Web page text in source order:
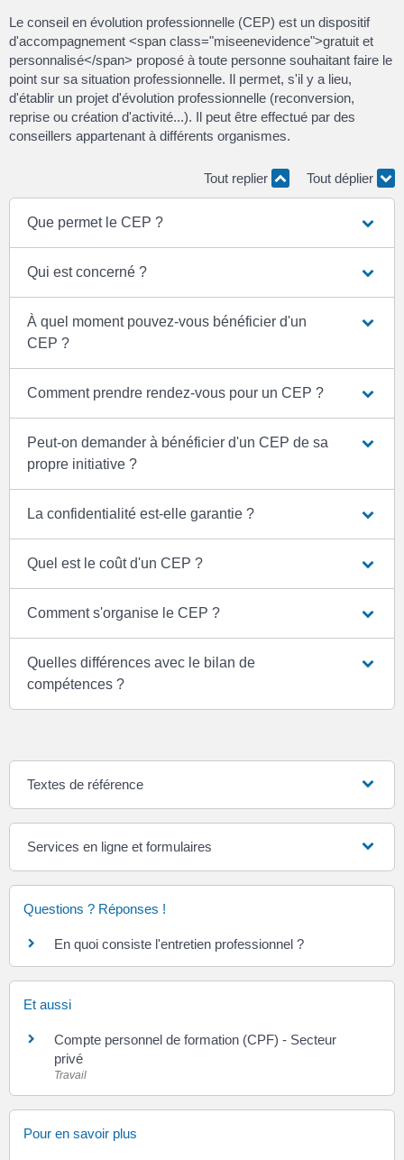
Le conseil en évolution professionnelle (CEP) est un dispositif
d'accompagnement <span class="miseenevidence">gratuit et
personnalisé</span> proposé à toute personne souhaitant faire le
point sur sa situation professionnelle. Il permet, s'il y a lieu,
d'établir un projet d'évolution professionnelle (reconversion,
reprise ou création d'activité...). Il peut être effectué par des
conseillers appartenant à différents organismes.
Tout replier Tout déplier
Que permet le CEP ?
Qui est concerné ?
À quel moment pouvez-vous bénéficier d'un
CEP ?
Comment prendre rendez-vous pour un CEP ?
Peut-on demander à bénéficier d'un CEP de sa
propre initiative ?
La confidentialité est-elle garantie ?
Quel est le coût d'un CEP ?
Comment s'organise le CEP ?
Quelles différences avec le bilan de
compétences ?
Textes de référence
Services en ligne et formulaires
Questions ? Réponses !
En quoi consiste l'entretien professionnel ?
Et aussi
Compte personnel de formation (CPF) - Secteur
privé
Travail
Pour en savoir plus